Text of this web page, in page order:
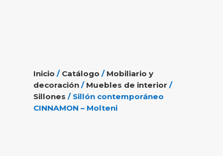
Inicio / Catálogo / Mobiliario y
decoración / Muebles de interior /
Sillones / Sillón contemporáneo
CINNAMON – Molteni